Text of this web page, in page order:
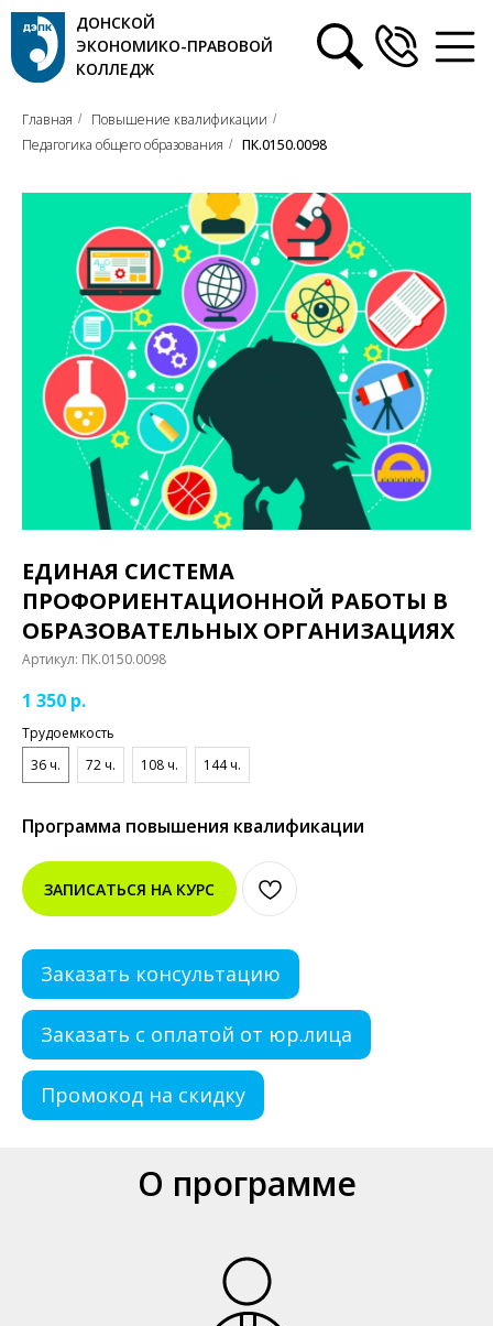
ДОНСКОЙ
ЭКОНОМИКО-ПРАВОВОЙ
КОЛЛЕДЖ
Главная / Повышение квалификации /
Педагогика общего образования / ПК.0150.0098
ЕДИНАЯ СИСТЕМА
ПРОФОРИЕНТАЦИОННОЙ РАБОТЫ В
ОБРАЗОВАТЕЛЬНЫХ ОРГАНИЗАЦИЯХ
Артикул: ПК.0150.0098
1 350 р.
Трудоемкость
36 ч.
72 ч. 108 ч. 144 ч.
Программа повышения квалификации
ЗАПИСАТЬСЯ НА КУРС
Заказать консультацию
Заказать с оплатой от юр.лица
Промокод на скидку
О программе